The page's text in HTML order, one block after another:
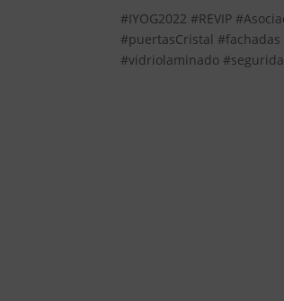
#IYOG2022 #REVIP
#puertasCristal
#vidriolaminado